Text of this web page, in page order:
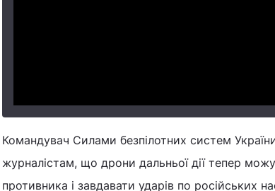
Командувач Силами безпілотних систем
журналістам, що дрони дальньої дії тепер
противника і завдавати ударів по російських